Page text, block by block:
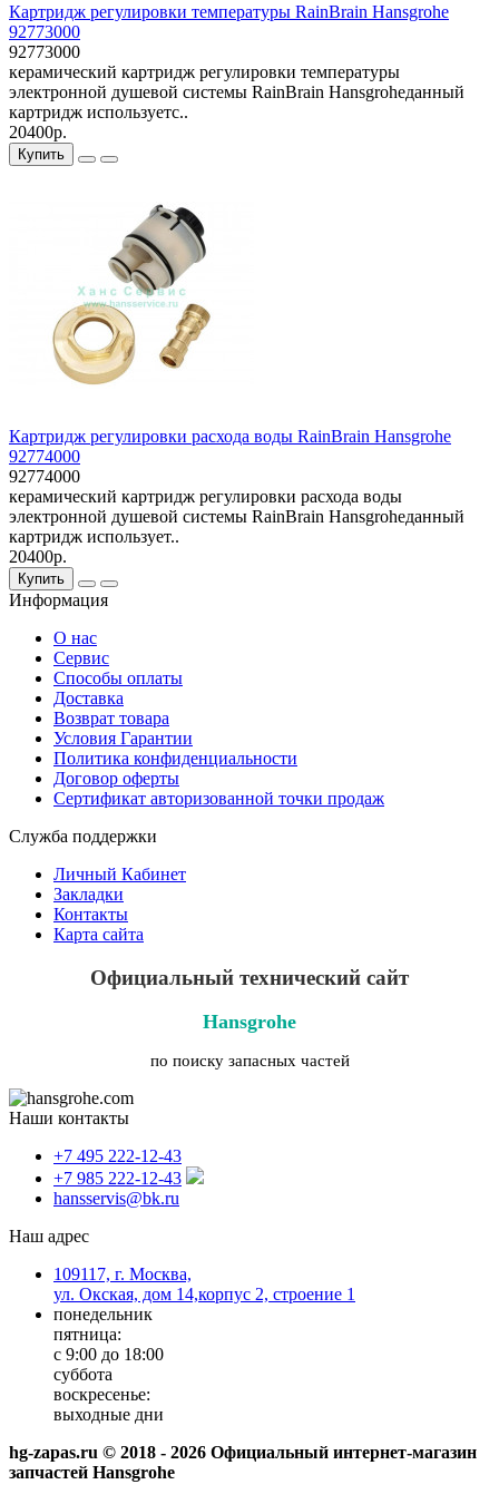
Картридж регулировки температуры RainBrain Hansgrohe
92773000
92773000
керамический картридж регулировки температуры
электронной душевой системы RainBrain Hansgroheданный
картридж используетс..
20400р.
Купить
Картридж регулировки расхода воды RainBrain Hansgrohe
92774000
92774000
керамический картридж регулировки расхода воды
электронной душевой системы RainBrain Hansgroheданный
картридж использует..
20400р.
Купить
Информация
О нас
Сервис
Способы оплаты
Доставка
Возврат товара
Условия Гарантии
Политика конфиденциальности
Договор оферты
Сертификат авторизованной точки продаж
Служба поддержки
Личный Кабинет
Закладки
Контакты
Карта сайта
Официальный технический сайт
Hansgrohe
по поиску запасных частей
Наши контакты
+7 495 222-12-43
+7 985 222-12-43
hansservis@bk.ru
Наш адрес
109117, г. Москва,
ул. Окская, дом 14,корпус 2, строение 1
понедельник
пятница:
с 9:00 до 18:00
суббота
воскресенье:
выходные дни
hg-zapas.ru © 2018 - 2026 Официальный интернет-магазин
запчастей Hansgrohe